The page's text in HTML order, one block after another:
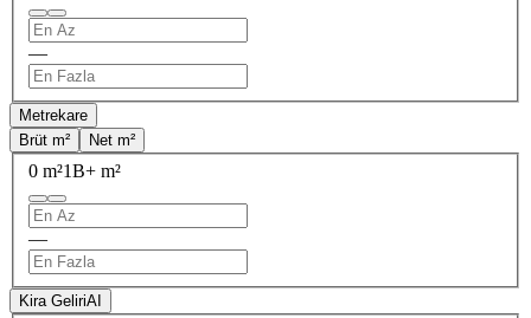
—
Metrekare
Brüt m²
Net m²
0 m²1B+ m²
—
Kira GeliriAI